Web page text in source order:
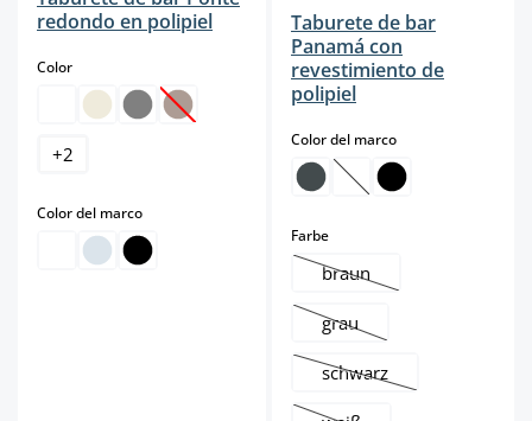
redondo en polipiel
Colorselect
(Esta opción no está disponible en este
+2
Color del marcoselect
Taburete de bar
Panamá con
revestimiento de
polipiel
Color del marcoselect
(Esta opción no está
Farbeselect
braun
(Esta opción no está
grau
(Esta opción no está
schwarz
(Esta opción no está